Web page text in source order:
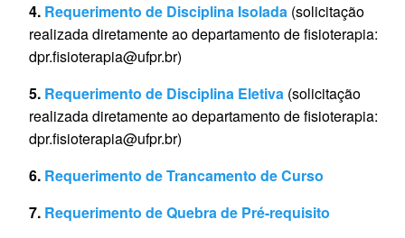
4. Requerimento de Disciplina Isolada (solicitação
realizada diretamente ao departamento de fisioterapia:
dpr.fisioterapia@ufpr.br)
5. Requerimento de Disciplina Eletiva (solicitação
realizada diretamente ao departamento de fisioterapia:
dpr.fisioterapia@ufpr.br)
6. Requerimento de Trancamento de Curso
7. Requerimento de Quebra de Pré-requisito